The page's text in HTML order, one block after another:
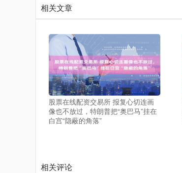
相关文章
股票在线配资交易所 报复心切连画
像也不放过，特朗普把“奥巴马”挂在
白宫“隐蔽的角落”
相关评论